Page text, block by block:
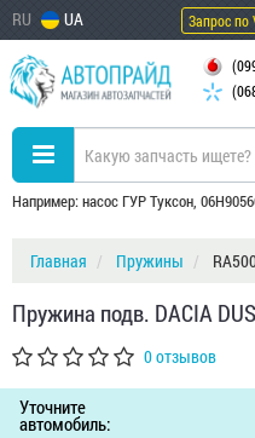
RU UA Запрос по
Например: насос ГУР Туксон,
Главная Пружины
Пружина подв. DACIA
0 отзывов
Уточните
автомобиль: